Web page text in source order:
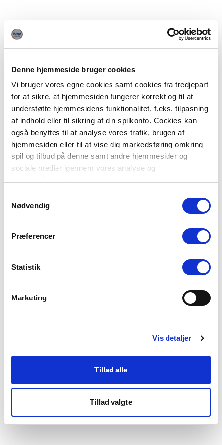
Denne hjemmeside bruger cookies
Vi bruger vores egne cookies samt cookies fra tredjepart
for at sikre, at hjemmesiden fungerer korrekt og til at
understøtte hjemmesidens funktionalitet, f.eks. tilpasning
af indhold eller til sikring af din spilkonto. Cookies kan
også benyttes til at analyse vores trafik, brugen af
hjemmesiden eller til at vise dig markedsføring omkring
spil og tilbud på denne samt andre hjemmesider og
sociale medier igennem vores analyse og
Du kan læse mere om vores brug af cookies under
"Detaljer" eller ved at klikke videre til vores Cookiepolitik,
Nødvendig
Præferencer
Statistik
Marketing
Vis detaljer
Tillad alle
Tillad valgte